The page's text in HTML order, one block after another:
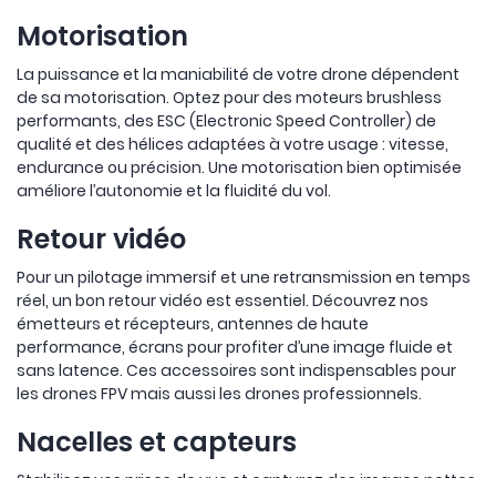
Motorisation
La puissance et la maniabilité de votre drone dépendent
de sa motorisation. Optez pour des moteurs brushless
performants, des ESC (Electronic Speed Controller) de
qualité et des hélices adaptées à votre usage : vitesse,
endurance ou précision. Une motorisation bien optimisée
améliore l’autonomie et la fluidité du vol.
Retour vidéo
Pour un pilotage immersif et une retransmission en temps
réel, un bon retour vidéo est essentiel. Découvrez nos
émetteurs et récepteurs, antennes de haute
performance, écrans pour profiter d’une image fluide et
sans latence. Ces accessoires sont indispensables pour
les drones FPV mais aussi les drones professionnels.
Nacelles et capteurs